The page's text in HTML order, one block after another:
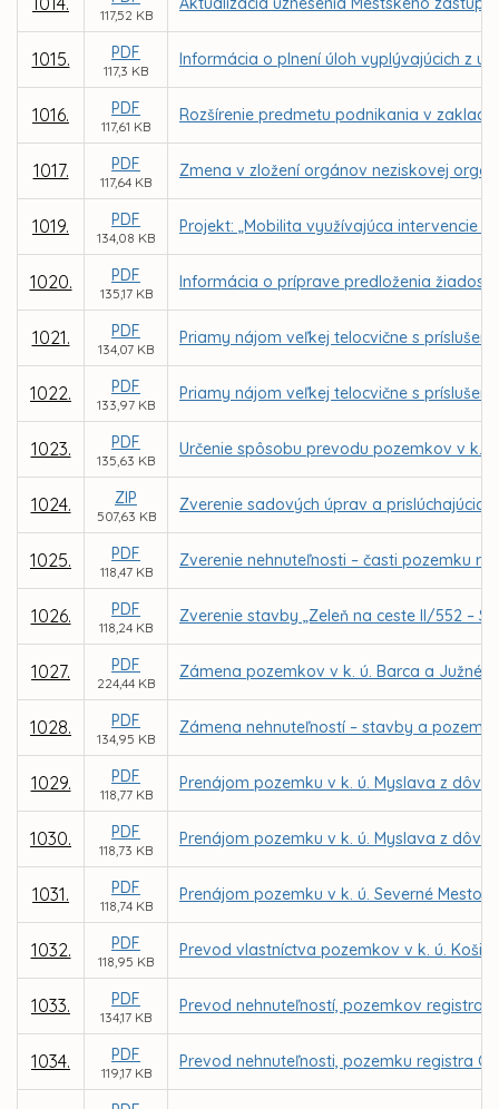
117,52 KB
1015. PDF
117,3 KB
Informácia o plnení úloh vyplývajúcich z
1016. PDF
117,61 KB
Rozšírenie predmetu podnikania v
1017. PDF
117,64 KB
Zmena v zložení orgánov neziskovej
1019. PDF
134,08 KB
Projekt: „Mobilita využívajúca intervencie
1020. PDF
135,17 KB
Informácia o príprave predloženia
1021. PDF
134,07 KB
Priamy nájom veľkej telocvične s
1022. PDF
133,97 KB
Priamy nájom veľkej telocvične s
1023. PDF
135,63 KB
Určenie spôsobu prevodu pozemkov v k.
1024. ZIP
507,63 KB
Zverenie sadových úprav a
1025. PDF
118,47 KB
Zverenie nehnuteľnosti – časti pozemku
1026. PDF
118,24 KB
Zverenie stavby „Zeleň na ceste II/552 –
1027. PDF
224,44 KB
Zámena pozemkov v k. ú. Barca a Južné
1028. PDF
134,95 KB
Zámena nehnuteľností – stavby a
1029. PDF
118,77 KB
Prenájom pozemku v k. ú. Myslava z
1030. PDF
118,73 KB
Prenájom pozemku v k. ú. Myslava z
1031. PDF
118,74 KB
Prenájom pozemku v k. ú. Severné
1032. PDF
118,95 KB
Prevod vlastníctva pozemkov v k. ú.
1033. PDF
134,17 KB
Prevod nehnuteľností, pozemkov registra
1034. PDF
119,17 KB
Prevod nehnuteľnosti, pozemku registra C